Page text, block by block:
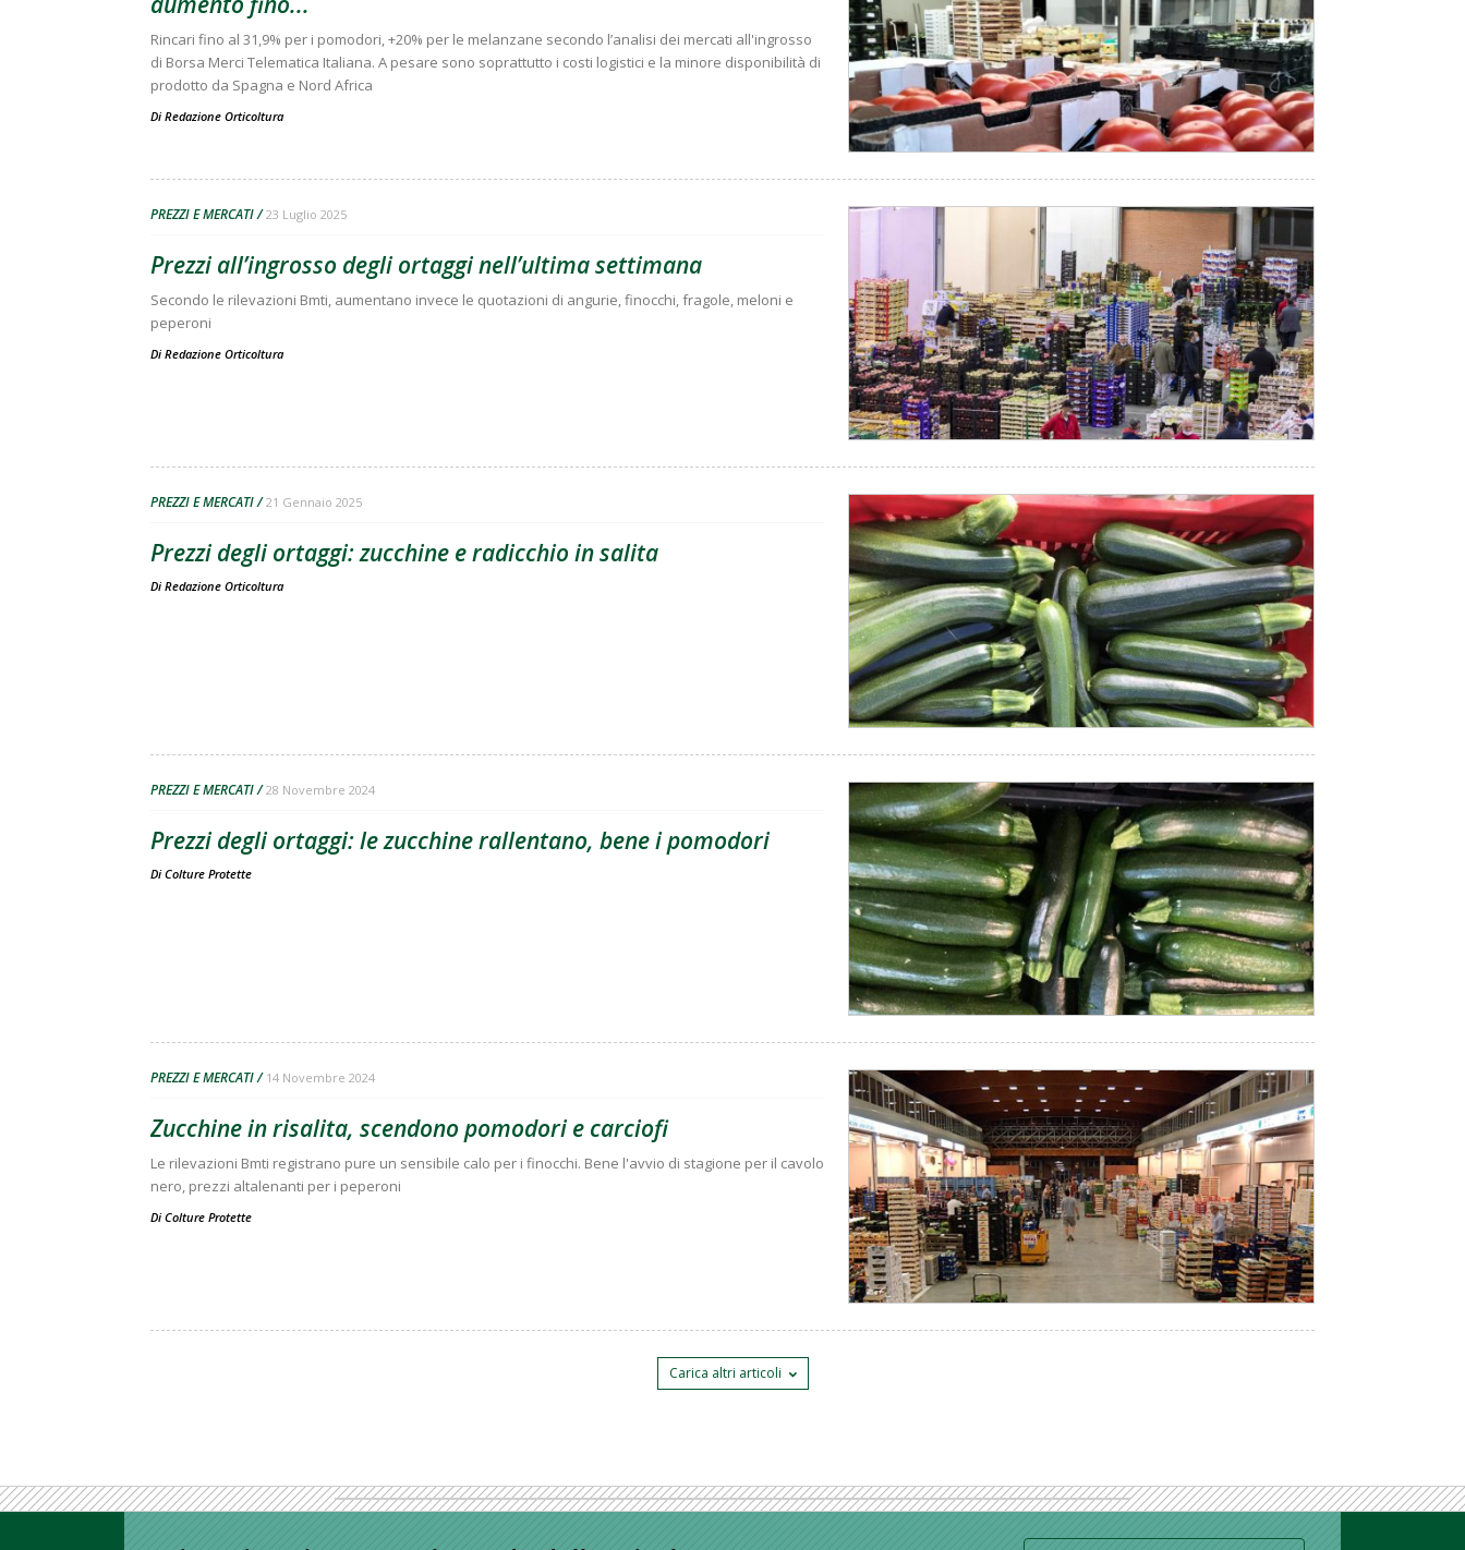
Rincari fino al 31,9% per i pomodori, +20% per le melanzane secondo l’analisi dei mercati all'ingrosso
di Borsa Merci Telematica Italiana. A pesare sono soprattutto i costi logistici e la minore disponibilità di
prodotto da Spagna e Nord Africa
Di Redazione Orticoltura
PREZZI E MERCATI 23 Luglio 2025
Prezzi all’ingrosso degli ortaggi nell’ultima settimana
Secondo le rilevazioni Bmti, aumentano invece le quotazioni di angurie, finocchi, fragole, meloni e
peperoni
Di Redazione Orticoltura
PREZZI E MERCATI 21 Gennaio 2025
Prezzi degli ortaggi: zucchine e radicchio in salita
Di Redazione Orticoltura
PREZZI E MERCATI 28 Novembre 2024
Prezzi degli ortaggi: le zucchine rallentano, bene i pomodori
Di Colture Protette
PREZZI E MERCATI 14 Novembre 2024
Zucchine in risalita, scendono pomodori e carciofi
Le rilevazioni Bmti registrano pure un sensibile calo per i finocchi. Bene l'avvio di stagione per il cavolo
nero, prezzi altalenanti per i peperoni
Di Colture Protette
Carica altri articoli